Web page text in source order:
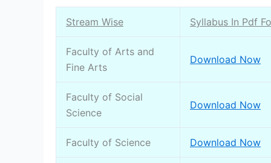
Stream Wise Syllabus In Pdf
Faculty of Arts and
Fine Arts
Download Now
Faculty of Social
Science
Download Now
Faculty of Science Download Now